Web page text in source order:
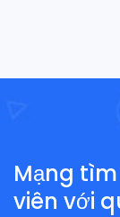
Mạng
viên với